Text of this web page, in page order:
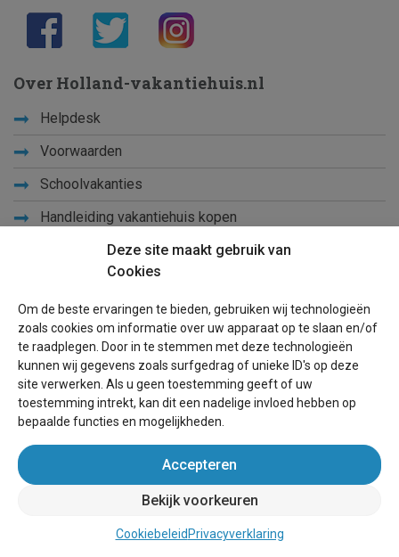
Deze site maakt gebruik van
Cookies
Om de beste ervaringen te bieden, gebruiken wij technologieën
zoals cookies om informatie over uw apparaat op te slaan en/of
te raadplegen. Door in te stemmen met deze technologieën
kunnen wij gegevens zoals surfgedrag of unieke ID's op deze
site verwerken. Als u geen toestemming geeft of uw
toestemming intrekt, kan dit een nadelige invloed hebben op
bepaalde functies en mogelijkheden.
Accepteren
Bekijk voorkeuren
Cookiebeleid Privacyverklaring
Over Holland-vakantiehuis.nl
Helpdesk
Voorwaarden
Schoolvakanties
Handleiding vakantiehuis kopen
Handleiding verkopen vakantiehuis
Privacy
Links
Sitemap
Blog
Voor eigenaren
Een advertentie plaatsen